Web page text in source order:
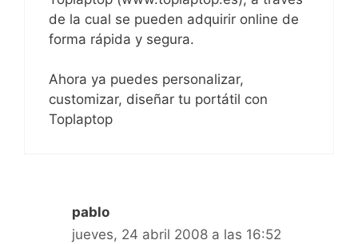
de la cual se pueden adquirir online de
forma rápida y segura.
Ahora ya puedes personalizar,
customizar, diseñar tu portátil con
Toplaptop
pablo
jueves, 24 abril 2008 a las 16:52